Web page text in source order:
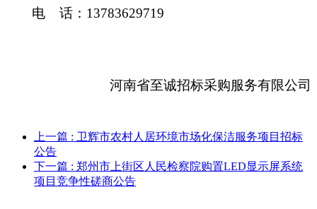
电 话： 13783629719
河南省至诚招标采购服务有限公司
上一篇 : 卫辉市农村人居环境市场化保洁服务项目招标
公告
下一篇 : 郑州市上街区人民检察院购置LED显示屏系统
项目竞争性磋商公告